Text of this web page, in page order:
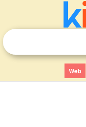
Web